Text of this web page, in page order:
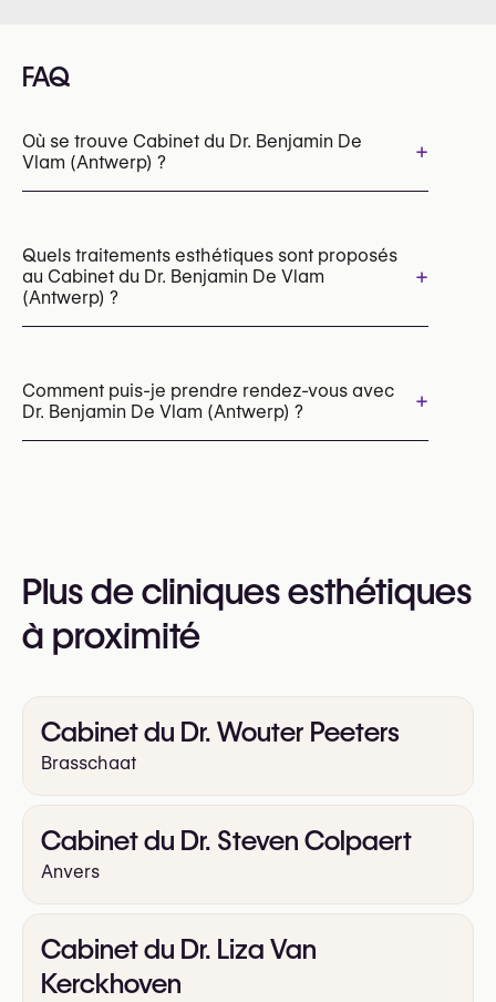
FAQ
Où se trouve Cabinet du Dr. Benjamin De
Vlam (Antwerp) ?
+
Quels traitements esthétiques sont proposés
au Cabinet du Dr. Benjamin De Vlam
(Antwerp) ?
+
Profhilo (skin booster)
Radiesse (stimulateur de collagène)
Injections capillaires
Botox
Comment puis-je prendre rendez-vous avec
Dr. Benjamin De Vlam (Antwerp) ?
+
pour plus d’informations
https://dokterbenjamin.com/
Plus de cliniques esthétiques
à proximité
Cabinet du Dr. Wouter Peeters
Brasschaat
Cabinet du Dr. Steven Colpaert
Anvers
Cabinet du Dr. Liza Van
Kerckhoven